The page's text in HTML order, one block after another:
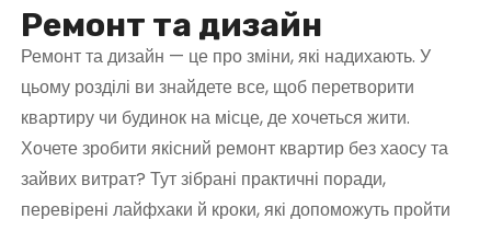
Ремонт та дизайн
Ремонт та дизайн — це про зміни, які надихають. У
цьому розділі ви знайдете все, щоб перетворити
квартиру чи будинок на місце, де хочеться жити.
Хочете зробити якісний ремонт квартир без хаосу та
зайвих витрат? Тут зібрані практичні поради,
перевірені лайфхаки й кроки, які допоможуть пройти